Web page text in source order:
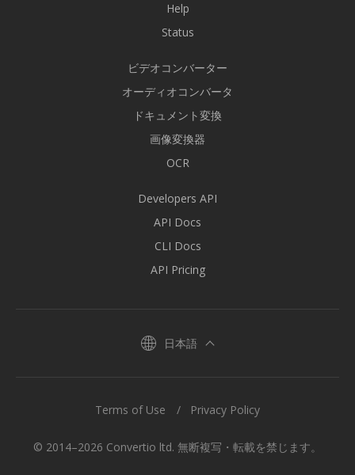
Help
Status
ビデオコンバーター
オーディオコンバータ
ドキュメント変換
画像変換器
OCR
Developers API
API Docs
CLI Docs
API Pricing
日本語
© 2014–2026 Convertio ltd. 無断複写・転載を禁じます。
Terms of Use Privacy Policy